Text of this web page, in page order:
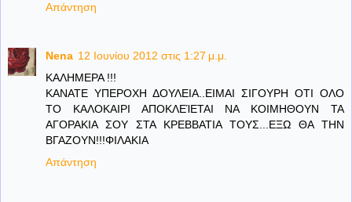
Απάντηση
Nena 12 Ιουνίου 2012 στις 1:27 μ.μ.
ΚΑΛΗΜΕΡΑ !!!
ΚΑΝΑΤΕ ΥΠΕΡΟΧΗ ΔΟΥΛΕΙΑ..ΕΙΜΑΙ ΣΙΓΟΥΡΗ ΟΤΙ ΟΛΟ
ΤΟ ΚΑΛΟΚΑΙΡΙ ΑΠΟΚΛΕΊΕΤΑΙ ΝΑ ΚΟΙΜΗΘΟΥΝ ΤΑ
ΑΓΟΡΑΚΙΑ ΣΟΥ ΣΤΑ ΚΡΕΒΒΑΤΙΑ ΤΟΥΣ...ΕΞΩ ΘΑ ΤΗΝ
ΒΓΑΖΟΥΝ!!!ΦΙΛΑΚΙΑ
Απάντηση